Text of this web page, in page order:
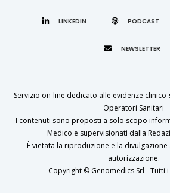
LINKEDIN
Servizio on-line dedicato alle evidenze
Operatori Sanitari
I contenuti sono proposti a solo scopo
Medico e supervisionati dalla
È vietata la riproduzione e la divulgazione
autorizzazione.
Copyright © Genomedics Srl - Tutti